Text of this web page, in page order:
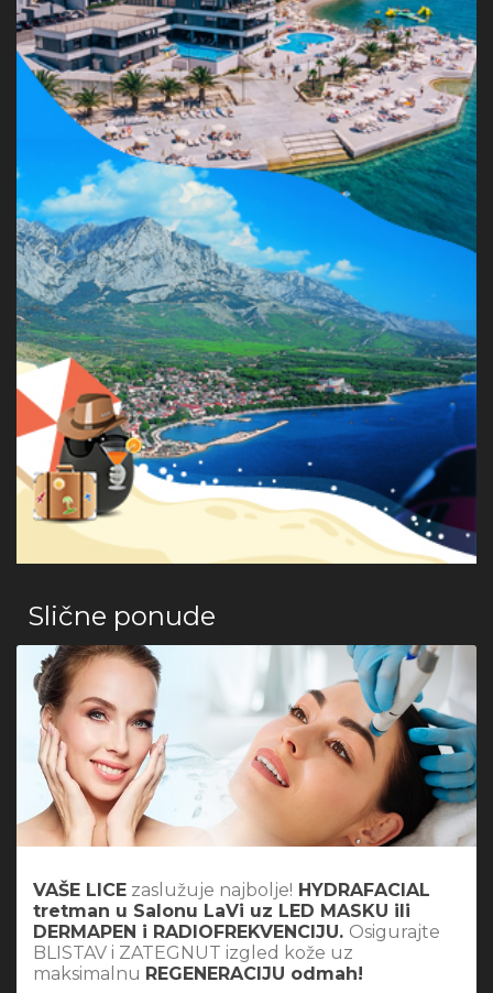
Slične ponude
VAŠE LICE zaslužuje najbolje! HYDRAFACIAL
tretman u Salonu LaVi uz LED MASKU ili
DERMAPEN i RADIOFREKVENCIJU. Osigurajte
BLISTAV i ZATEGNUT izgled kože uz
maksimalnu REGENERACIJU odmah!